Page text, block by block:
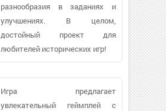
разнообразия в заданиях и
улучшениях. В целом,
достойный проект для
любителей исторических игр!
Игра предлагает
увлекательный геймплей с